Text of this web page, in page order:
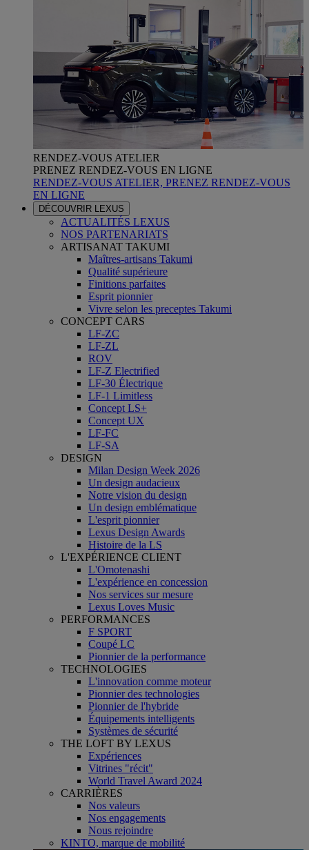
RENDEZ-VOUS ATELIER
PRENEZ RENDEZ-VOUS EN LIGNE
RENDEZ-VOUS ATELIER, PRENEZ RENDEZ-VOUS
EN LIGNE
DÉCOUVRIR LEXUS
ACTUALITÉS LEXUS
NOS PARTENARIATS
ARTISANAT TAKUMI
Maîtres-artisans Takumi
Qualité supérieure
Finitions parfaites
Esprit pionnier
Vivre selon les preceptes Takumi
CONCEPT CARS
LF-ZC
LF-ZL
ROV
LF-Z Electrified
LF-30 Électrique
LF-1 Limitless
Concept LS+
Concept UX
LF-FC
LF-SA
DESIGN
Milan Design Week 2026
Un design audacieux
Notre vision du design
Un design emblématique
L'esprit pionnier
Lexus Design Awards
Histoire de la LS
L'EXPÉRIENCE CLIENT
L'Omotenashi
L'expérience en concession
Nos services sur mesure
Lexus Loves Music
PERFORMANCES
F SPORT
Coupé LC
Pionnier de la performance
TECHNOLOGIES
L'innovation comme moteur
Pionnier des technologies
Pionnier de l'hybride
Équipements intelligents
Systèmes de sécurité
THE LOFT BY LEXUS
Expériences
Vitrines "récit"
World Travel Award 2024
CARRIÈRES
Nos valeurs
Nos engagements
Nous rejoindre
KINTO, marque de mobilité